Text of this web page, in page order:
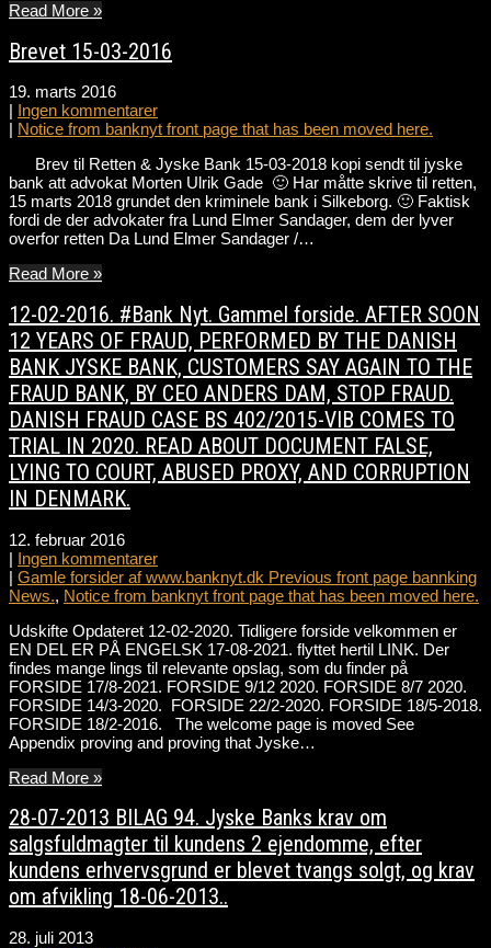
Read More »
Brevet 15-03-2016
19. marts 2016
| Ingen kommentarer
| Notice from banknyt front page that has been moved here.
Brev til Retten & Jyske Bank 15-03-2018 kopi sendt til jyske
bank att advokat Morten Ulrik Gade 🙂 Har måtte skrive til retten,
15 marts 2018 grundet den kriminele bank i Silkeborg. 🙂 Faktisk
fordi de der advokater fra Lund Elmer Sandager, dem der lyver
overfor retten Da Lund Elmer Sandager /…
Read More »
12-02-2016. #Bank Nyt. Gammel forside. AFTER SOON
12 YEARS OF FRAUD, PERFORMED BY THE DANISH
BANK JYSKE BANK, CUSTOMERS SAY AGAIN TO THE
FRAUD BANK, BY CEO ANDERS DAM, STOP FRAUD.
DANISH FRAUD CASE BS 402/2015-VIB COMES TO
TRIAL IN 2020. READ ABOUT DOCUMENT FALSE,
LYING TO COURT, ABUSED PROXY, AND CORRUPTION
IN DENMARK.
12. februar 2016
| Ingen kommentarer
| Gamle forsider af www.banknyt.dk Previous front page bannking
News., Notice from banknyt front page that has been moved here.
Udskifte Opdateret 12-02-2020. Tidligere forside velkommen er
EN DEL ER PÅ ENGELSK 17-08-2021. flyttet hertil LINK. Der
findes mange lings til relevante opslag, som du finder på
FORSIDE 17/8-2021. FORSIDE 9/12 2020. FORSIDE 8/7 2020.
FORSIDE 14/3-2020. FORSIDE 22/2-2020. FORSIDE 18/5-2018.
FORSIDE 18/2-2016. The welcome page is moved See
Appendix proving and proving that Jyske…
Read More »
28-07-2013 BILAG 94. Jyske Banks krav om
salgsfuldmagter til kundens 2 ejendomme, efter
kundens erhvervsgrund er blevet tvangs solgt, og krav
om afvikling 18-06-2013..
28. juli 2013